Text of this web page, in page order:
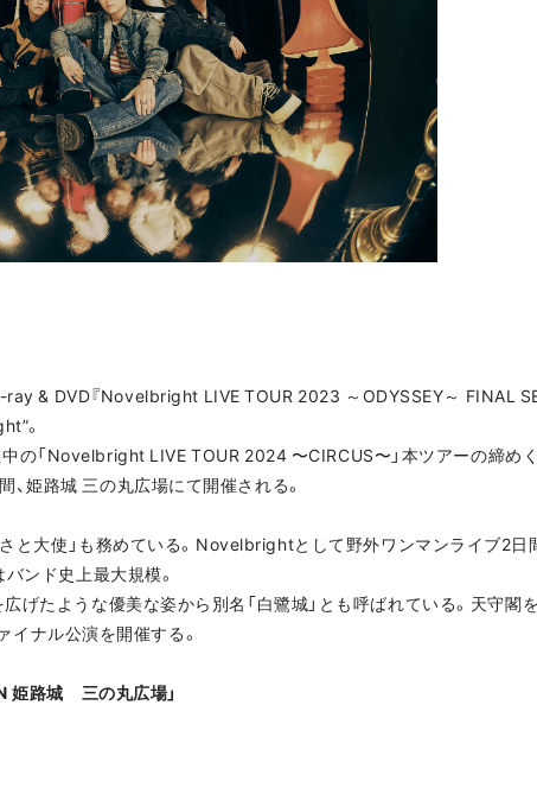
& DVD『Novelbright LIVE TOUR 2023 ～ODYSSEY～ FINAL
。
「Novelbright LIVE TOUR 2024 〜CIRCUS〜」本ツアーの締め
姫路城 三の丸広場にて開催される。
と大使」も務めている。Novelbrightとして野外ワンマンライブ2日
ンド史上最大規模。
げたような優美な姿から別名「白鷺城」とも呼ばれている。天守閣
イナル公演を開催する。
姫路城 三の丸広場」